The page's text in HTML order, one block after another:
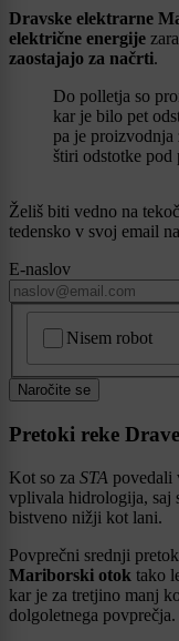
Dravske elektrarne
električne energije
zaostajajo za načrti.
Do polletja so
kar je bilo pet
pa je proizvodnja
štiri odstotke pod
Želiš biti vedno na
tedensko v svoj email
E-naslov
Nisem robot
Naročite se
Pretoki reke
Kot so za STA povedali
vplivala hidrologija, saj
bistveno nižji kot lani.
Povprečni srednji
Mariborski otok tako
kar je za tretjino manj
dolgoletnega povprečja.